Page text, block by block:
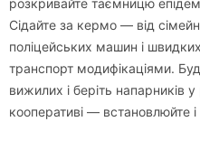
розкривайте таємницю
Сідайте за кермо — від
поліцейських машин і
транспорт модифікаціями.
вижилих і беріть напарників
кооперативі — встановлюйте